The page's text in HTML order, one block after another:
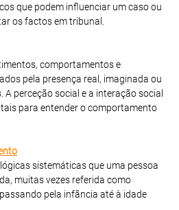
que podem influenciar um caso ou
os factos em tribunal.
comportamentos e
pela presença real, imaginada ou
perceção social e a interação social
para entender o comportamento
sistemáticas que uma pessoa
muitas vezes referida como
pela infância até à idade